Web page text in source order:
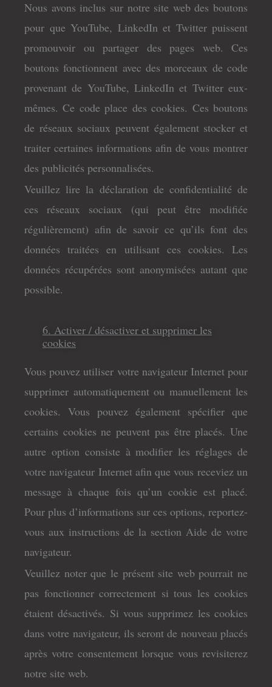
Nous avons inclus sur notre site web des boutons
pour que YouTube, LinkedIn et Twitter puissent
promouvoir ou partager des pages web. Ces
boutons fonctionnent avec des morceaux de code
provenant de YouTube, LinkedIn et Twitter eux-
mêmes. Ce code place des cookies. Ces boutons
de réseaux sociaux peuvent également stocker et
traiter certaines informations afin de vous montrer
des publicités personnalisées.
Veuillez lire la déclaration de confidentialité de
ces réseaux sociaux (qui peut être modifiée
régulièrement) afin de savoir ce qu’ils font des
données traitées en utilisant ces cookies. Les
données récupérées sont anonymisées autant que
possible.
6. Activer / désactiver et supprimer les
cookies
Vous pouvez utiliser votre navigateur Internet pour
supprimer automatiquement ou manuellement les
cookies. Vous pouvez également spécifier que
certains cookies ne peuvent pas être placés. Une
autre option consiste à modifier les réglages de
votre navigateur Internet afin que vous receviez un
message à chaque fois qu’un cookie est placé.
Pour plus d’informations sur ces options, reportez-
vous aux instructions de la section Aide de votre
navigateur.
Veuillez noter que le présent site web pourrait ne
pas fonctionner correctement si tous les cookies
étaient désactivés. Si vous supprimez les cookies
dans votre navigateur, ils seront de nouveau placés
après votre consentement lorsque vous revisiterez
notre site web.